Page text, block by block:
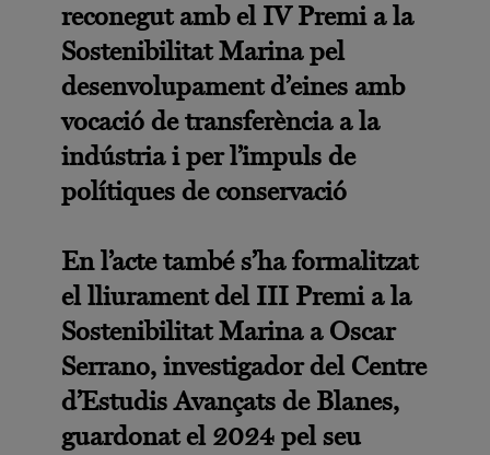
reconegut amb el IV Premi a la
Sostenibilitat Marina pel
desenvolupament d’eines amb
vocació de transferència a la
indústria i per l’impuls de
polítiques de conservació
Enl’acte també s’ha formalitzat
el lliurament del III Premi a la
Sostenibilitat Marina a Oscar
Serrano, investigador del Centre
d’Estudis Avançats de Blanes,
guardonat el 2024 pel seu